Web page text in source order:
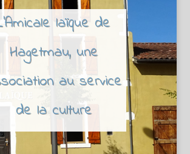
laïque de
Hagetmau, une
au service
de la culture